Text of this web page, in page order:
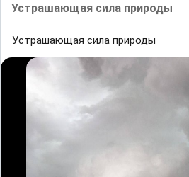
Устрашающая сила природы
Устрашающая сила природы